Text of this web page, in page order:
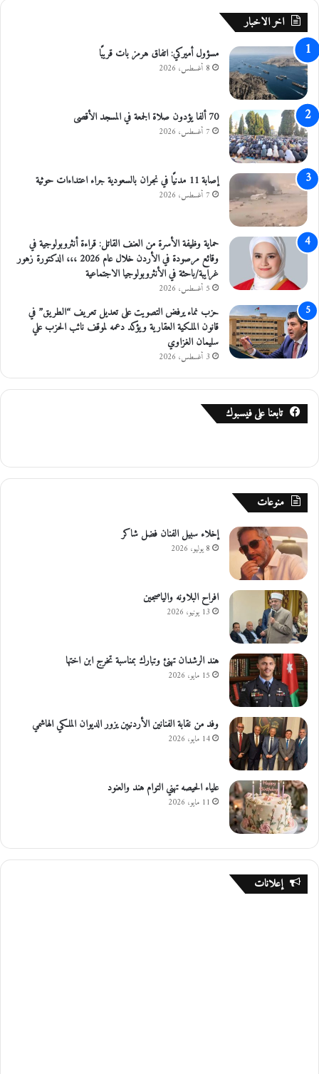
ا
ع
ة
ل
س
ل
ا
ح
ا
ل
ج
و
ي
إ
ر
د
اخر الاخبار
مسؤول أميركي: اتفاق هرمز بات قريبًا
8 أغسطس، 2026
70 ألفا يؤدون صلاة الجمعة في المسجد الأقصى
7 أغسطس، 2026
إصابة 11 مدنيًا في نجران بالسعودية جراء اعتداءات حوثية
7 أغسطس، 2026
حماية وظيفة الأسرة من العنف القاتل: قراءة أنثروبولوجية في
وقائع مرصودة في الأردن خلال عام 2026 ،،، الدكتورة زهور
غرايبة/باحثة في الأنثروبولوجيا الاجتماعية
5 أغسطس، 2026
حزب نماء يرفض التصويت على تعديل تعريف “الطريق” في
قانون الملكية العقارية ويؤكد دعمه لموقف نائب الحزب علي
سليمان الغزاوي
3 أغسطس، 2026
تابعنا على فيسبوك
منوعات
إخلاء سبيل الفنان فضل شاكر
8 يوليو، 2026
افراح البلاونه والياصجين
13 يونيو، 2026
هند الرشدان تهنئ وتبارك بمناسبة تخرج ابن اختها
15 مايو، 2026
وفد من نقابة الفنانين الأردنيين يزور الديوان الملكي الهاشمي
14 مايو، 2026
علياء الحيصه تهني التوام هند والعنود
11 مايو، 2026
إعلانات